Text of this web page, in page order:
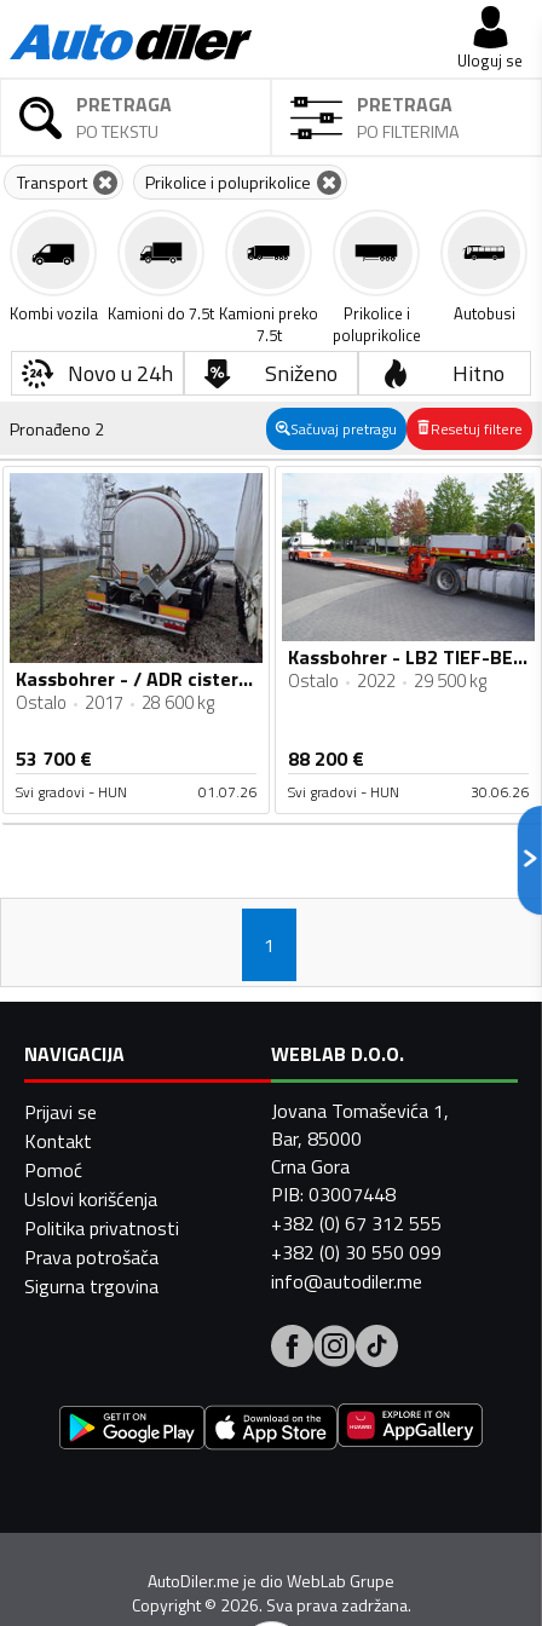
Uloguj se
PRETRAGA
PO TEKSTU
PRETRAGA
PO FILTERIMA
Transport Prikolice i poluprikolice
Kombi vozila Kamioni do 7.5t Kamioni preko
7.5t
Prikolice i
poluprikolice
Autobusi
Novo u 24h Sniženo Hitno
Pronađeno 2 Sačuvaj pretragu Resetuj filtere
Kassbohrer - / ADR cisterna za hemikalije / cisterna za prevoz hemikalij / FHM-0241
Ostalo 2017 28 600 kg
53 700€
Svi gradovi - HUN 01.07.26
Kassbohrer - LB2 TIEF-BETT niskopodna poluprikolica / rastezljiva / 16,5 m / FHM-0214
Ostalo 2022 29 500 kg
88 200€
Svi gradovi - HUN 30.06.26
1
NAVIGACIJA
Prijavi se
Kontakt
Pomoć
Uslovi korišćenja
Politika privatnosti
Prava potrošača
Sigurna trgovina
WEBLAB D.O.O.
Jovana Tomaševića 1,
Bar, 85000
Crna Gora
PIB: 03007448
+382 (0) 67 312 555
+382 (0) 30 550 099
info@autodiler.me
AutoDiler.me je dioWebLab Grupe
Copyright© 2026. Sva prava zadržana.